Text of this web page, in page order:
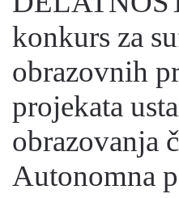
konkurs za
obrazovnih
projekata
obrazovanja
Autonomna